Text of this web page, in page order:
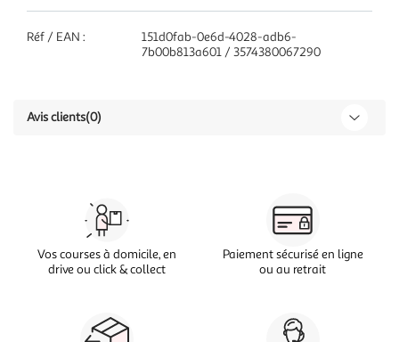
Réf / EAN :
151d0fab-0e6d-4028-adb6-
7b00b813a601 / 3574380067290
Avis clients(0)
Vos courses à domicile, en
drive ou click & collect
Paiement sécurisé en ligne
ou au retrait